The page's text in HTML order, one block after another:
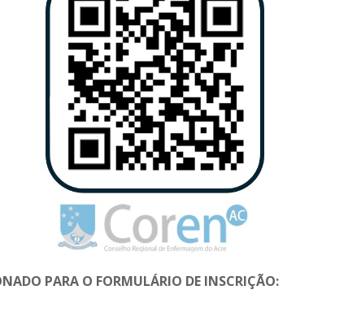
PARA O FORMULÁRIO DE INSCRIÇÃO: